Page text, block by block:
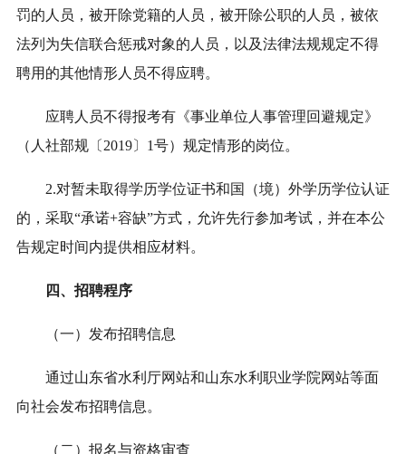
罚的人员，被开除党籍的人员，被开除公职的人员，被依
法列为失信联合惩戒对象的人员，以及法律法规规定不得
聘用的其他情形人员不得应聘。
应聘人员不得报考有《事业单位人事管理回避规定》
（人社部规〔2019〕1号）规定情形的岗位。
2.对暂未取得学历学位证书和国（境）外学历学位认证
的，采取“承诺+容缺”方式，允许先行参加考试，并在本公
告规定时间内提供相应材料。
四、招聘程序
（一）发布招聘信息
通过山东省水利厅网站和山东水利职业学院网站等面
向社会发布招聘信息。
（二）报名与资格审查